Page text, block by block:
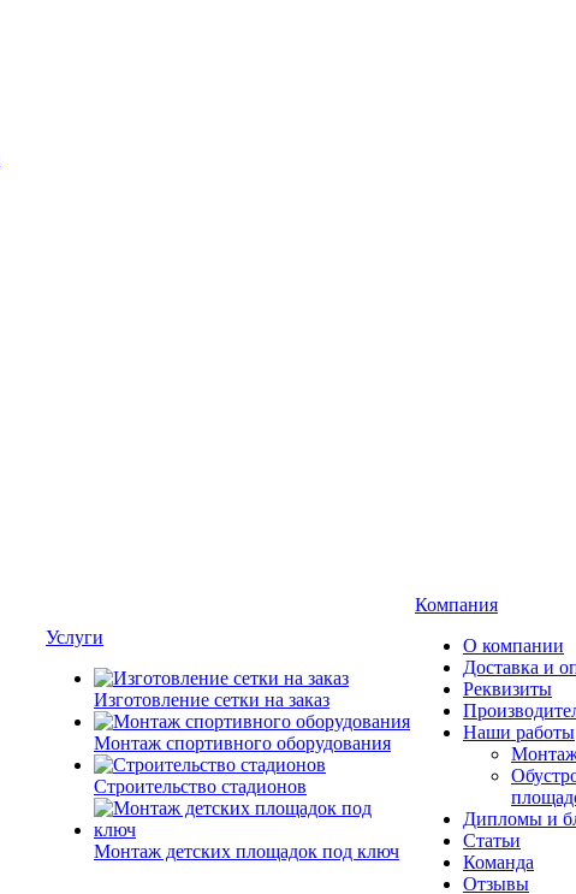
Услуги
Изготовление сетки на заказ
Монтаж спортивного оборудования
Строительство стадионов
Монтаж детских площадок под ключ
Компания
О компании
Доставка и
Реквизиты
Наши работы
Дипломы и
Статьи
Команда
Отзывы